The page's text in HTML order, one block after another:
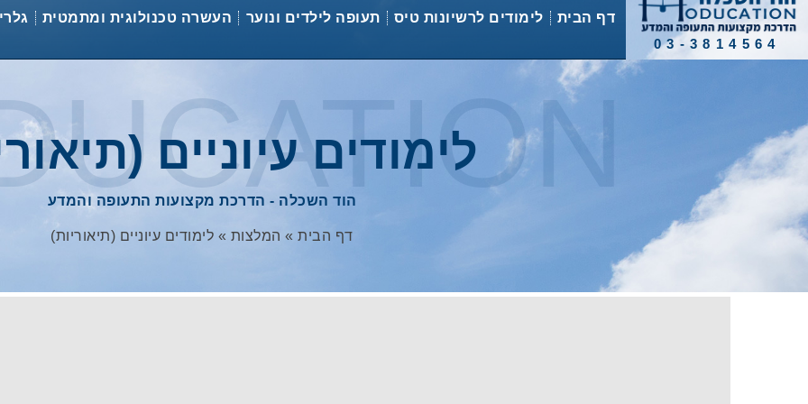
לתוכן
03-3814564
דף הבית לימודים לרשיונות טיס תעופה לילדים ונוער העשרה טכנולוגית ומתמטית
לימודים עיוניים
הוד השכלה - הדרכת מקצועות התעופה והמדע
דף הבית» המלצות » לימודים עיוניים (תיאוריות)